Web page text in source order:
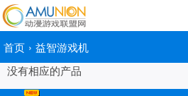
首页 › 益智游戏机
没有相应的产品